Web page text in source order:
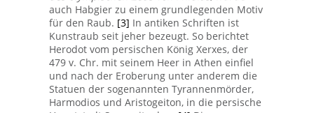
auch Habgier zu einem grundlegenden Motiv
für den Raub. [3] In antiken Schriften ist
Kunstraub seit jeher bezeugt. So berichtet
Herodot vom persischen König Xerxes, der
479 v. Chr. mit seinem Heer in Athen einfiel
und nach der Eroberung unter anderem die
Statuen der sogenannten Tyrannenmörder,
Harmodios und Aristogeiton, in die persische